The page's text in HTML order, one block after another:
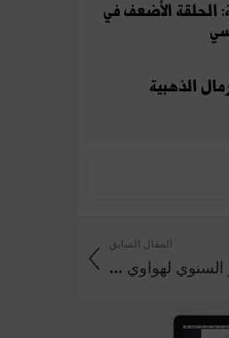
الحلقة الأضعف في
الذهبية
المقال السابق
السنوي لهواوي ...